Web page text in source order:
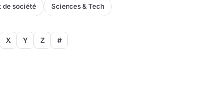
de société Sciences & Tech
X Y Z #